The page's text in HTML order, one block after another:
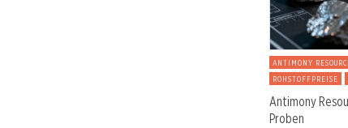
ANTIMONY
ROHSTOFFPREISE
Antimony
Proben